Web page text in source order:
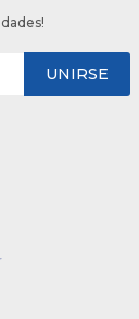
UNIRSE